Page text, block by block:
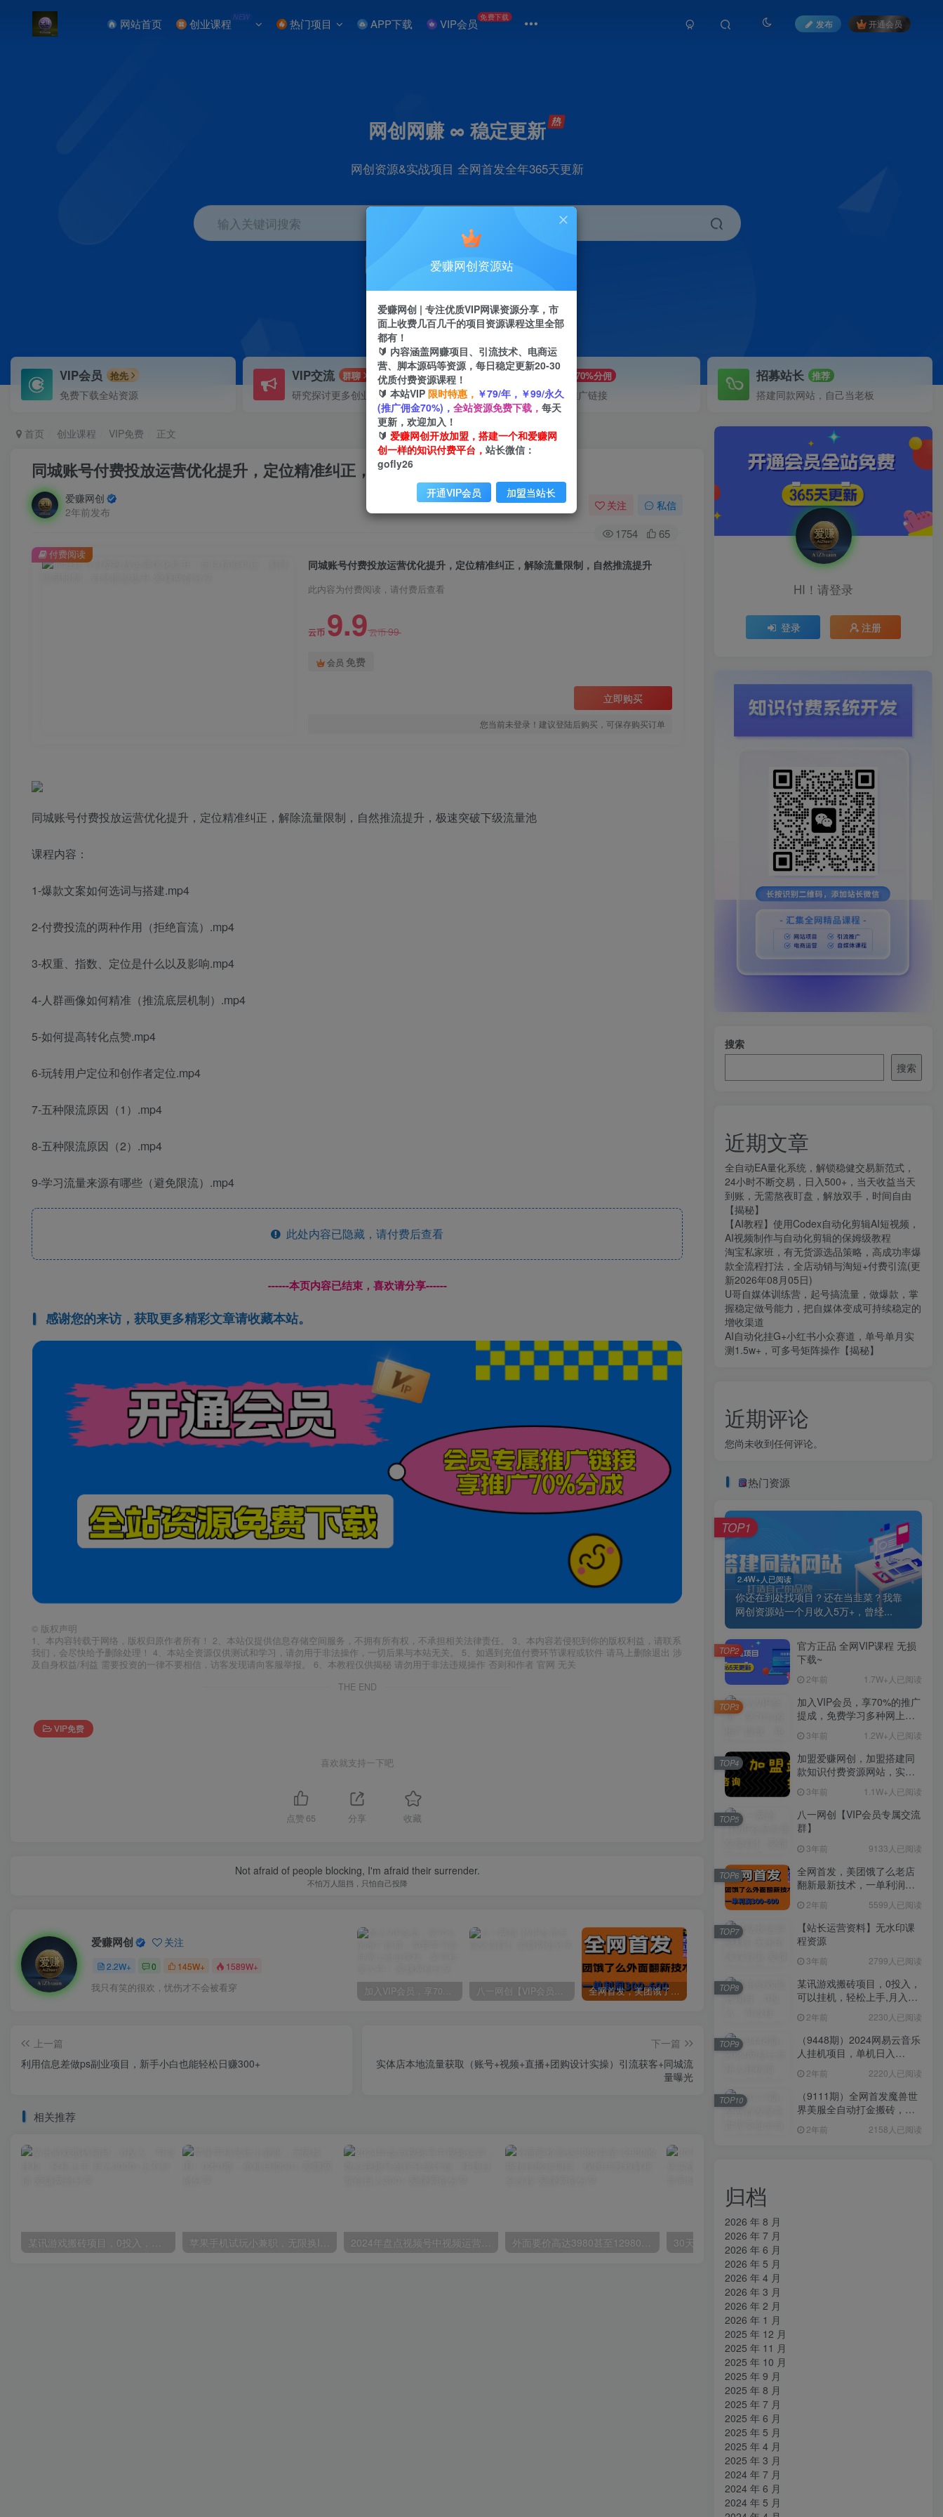
网站首页 创业课程 NEW 热门项目 APP下载 VIP会员 免费下载
发布 开通会员
网创网赚 ∞ 稳定更新
网创资源&实战项目 全网首发全年365天更新
输入关键词搜索
直播 剪辑 小红书
VIP会员 抢先
免费下载全站资源
VIP交流 群聊
研究探讨更多创业项目路子。
VIP推广 70%分佣
会员专属推广链接
招募站长 推荐
搭建同款网站，自己当老板
首页 创业课程 VIP免费 正文
同城账号付费投放运营优化提升，定位精准纠正，解除流量限制，自然推流提升
爱赚网创
2年前发布
关注 私信
1754 65
同城账号付费投放运营优化提升，定位精准纠正，解除流量限制，自然推流提升
此内容为付费阅读，请付费后查看
云币 9.9云币99
会员 免费
立即购买
您当前未登录！建议登陆后购买，可保存购买订单
付费阅读
同城账号付费投放运营优化提升，定位精准纠正，解除流量限制，自然推流提升，极速突破下级流量池
课程内容：
1-爆款文案如何选词与搭建.mp4
2-付费投流的两种作用（拒绝盲流）.mp4
3-权重、指数、定位是什么以及影响.mp4
4-人群画像如何精准（推流底层机制）.mp4
5-如何提高转化点赞.mp4
6-玩转用户定位和创作者定位.mp4
7-五种限流原因（1）.mp4
8-五种限流原因（2）.mp4
9-学习流量来源有哪些（避免限流）.mp4
此处内容已隐藏，请付费后查看
------本页内容已结束，喜欢请分享------
感谢您的来访，获取更多精彩文章请收藏本站。
© 版权声明
1、本内容转载于网络，版权归原作者所有！ 2、本站仅提供信息存储空间服务，不拥有所有权，不承担相关法律责任。 3、本内容若侵犯到你的版权利益，请联系
我们，会尽快给予删除处理！ 4、本站全资源仅供测试和学习，请勿用于非法操作，一切后果与本站无关。 5、如遇到充值付费环节课程或软件 请马上删除退出 涉
及自身权益/利益 需要投资的一律不要相信，访客发现请向客服举报。 6、本教程仅供揭秘 请勿用于非法违规操作 否则和作者 官网 无关
THE END
VIP免费
喜欢就支持一下吧
点赞 65 分享 收藏
Not afraid of people blocking, I'm afraid their surrender.
不怕万人阻挡，只怕自己投降
爱赚网创 关注
2.2W+ 0 145W+ 1589W+
我只有笑的很欢，忧伤才不会被看穿 加入VIP会员，享70%的推广提成，免费学习多种网上创业课程，菜鸟秒变大神！ 八一网创【VIP会员专属交流群】 全网首发，美团饿了么老店翻新最新技术，一单利润300-600 （9448期）2024网易云音乐人挂机项目，单机日入150+，无脑月入5000+
上一篇
利用信息差做ps副业项目，新手小白也能轻松日赚300+
下一篇
实体店本地流量获取（账号+视频+直播+团购设计实操）引流获客+同城流
量曝光
相关推荐
某讯游戏搬砖项目，0投入，可以挂机，轻松上手,月入3000+上不封顶 苹果手机试玩小兼职，无限换ID，0本0撸，单机日撸30+ 2024年盘点视频号中视频运营，盘点视频号创作分成计划，快速过原创日入300+ 外面要价高达3980甚至12980的货拉拉搬运项目，保姆式教程解析全过程
HI！请登录
登录 注册
搜索
搜索
近期文章
全自动EA量化系统，解锁稳健交易新范式，
24小时不断交易，日入500+，当天收益当天
到账，无需熬夜盯盘，解放双手，时间自由
【揭秘】
【AI教程】使用Codex自动化剪辑AI短视频，
AI视频制作与自动化剪辑的保姆级教程
淘宝私家班，有无货源选品策略，高成功率爆
款全流程打法，全店动销与淘短+付费引流(更
新2026年08月05日)
U哥自媒体训练营，起号搞流量，做爆款，掌
握稳定做号能力，把自媒体变成可持续稳定的
增收渠道
AI自动化挂G+小红书小众赛道，单号单月实
测1.5w+，可多号矩阵操作【揭秘】
近期评论
您尚未收到任何评论。
热门资源
2.4W+人已阅读
你还在到处找项目？还在当韭菜？我靠
网创资源站一个月收入5万+，曾经...
TOP1
官方正品 全网VIP课程 无损
下载~
2年前 1.7W+人已阅读
TOP2
加入VIP会员，享70%的推广
提成，免费学习多种网上创
3年前 1.2W+人已阅读
TOP3
加盟爱赚网创，加盟搭建同
款知识付费资源网站，实现
3年前 1.1W+人已阅读
TOP4
八一网创【VIP会员专属交流
群】
3年前 9133人已阅读
TOP5
全网首发，美团饿了么老店
翻新最新技术，一单利润
2年前 5599人已阅读
TOP6
【站长运营资料】无水印课
程资源
3年前 2799人已阅读
TOP7
某讯游戏搬砖项目，0投入，
可以挂机，轻松上手,月入
2年前 2230人已阅读
TOP8
（9448期）2024网易云音乐
人挂机项目，单机日入
2年前 2220人已阅读
TOP9
（9111期）全网首发魔兽世
界美服全自动打金搬砖，日
姆级教学
2年前 2158人已阅读
TOP10
归档
2026 年 8 月
2026 年 7 月
2026 年 6 月
2026 年 5 月
2026 年 4 月
2026 年 3 月
2026 年 2 月
2026 年 1 月
2025 年 12 月
2025 年 11 月
2025 年 10 月
2025 年 9 月
2025 年 8 月
2025 年 7 月
2025 年 6 月
2025 年 5 月
2025 年 4 月
2025 年 3 月
2024 年 7 月
2024 年 6 月
2024 年 5 月
爱赚网创资源站
爱赚网创 | 专注优质VIP网课资源分享，市
面上收费几百几千的项目资源课程这里全部
都有！
🔰 内容涵盖网赚项目、引流技术、电商运
营、脚本源码等资源，每日稳定更新20-30
优质付费资源课程！
🔰 本站VIP 限时特惠， ￥79/年，￥99/永久
(推广佣金70%)， 全站资源免费下载， 每天
更新，欢迎加入！
🔰 爱赚网创开放加盟，搭建一个和爱赚网
创一样的知识付费平台， 站长微信：
gofly26
开通VIP会员 加盟当站长